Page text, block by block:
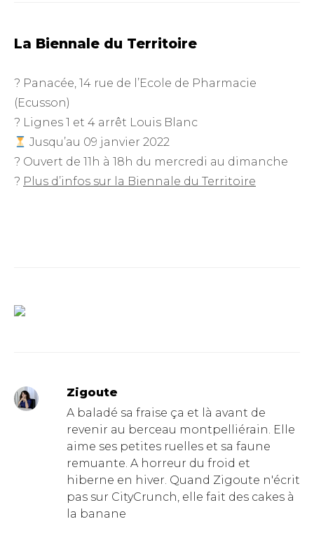
La Biennale du Territoire
? Panacée, 14 rue de l’Ecole de Pharmacie
(Ecusson)
? Lignes 1 et 4 arrêt Louis Blanc
Jusqu’au 09 janvier 2022
? Ouvert de 11h à 18h du mercredi au dimanche
? Plus d’infos sur la Biennale du Territoire
Zigoute
A baladé sa fraise ça et là avant de
revenir au berceau montpelliérain. Elle
aime ses petites ruelles et sa faune
remuante. A horreur du froid et
hiberne en hiver. Quand Zigoute n'écrit
pas sur CityCrunch, elle fait des cakes à
la banane